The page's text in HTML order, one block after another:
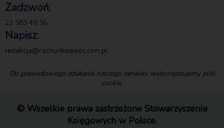
Zadzwoń:
22 583 49 56
Napisz:
redakcja@rachunkowosc.com.pl
Do prawidłowego działania naszego serwisu wykorzystujemy pliki
cookie.
© Wszelkie prawa zastrzeżone Stowarzyszenie
Księgowych w Polsce.